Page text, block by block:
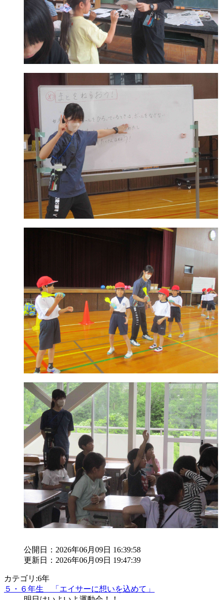
公開日：2026年06月09日 16:39:58
更新日：2026年06月09日 19:47:39
カテゴリ:6年
５・６年生 「エイサーに想いを込めて」